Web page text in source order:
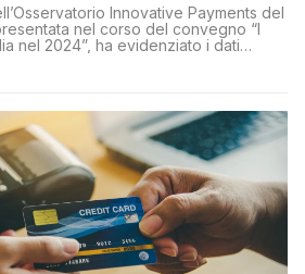
Innovative Payments del
nel corso del convegno “I
nel 2024”, ha evidenziato i dati
2024 relativamente alle